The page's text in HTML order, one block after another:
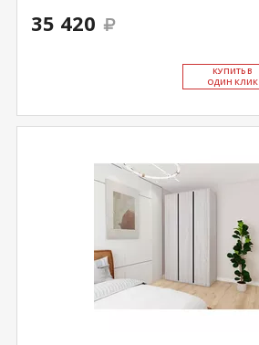
35 420
КУ­ПИТЬ В
ОДИН КЛИК